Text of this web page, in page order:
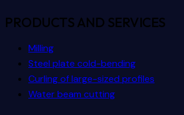
PRODUCTS AND SERVICES
Milling
Steel plate cold-bending
Curling of large-sized profiles
Water beam cutting